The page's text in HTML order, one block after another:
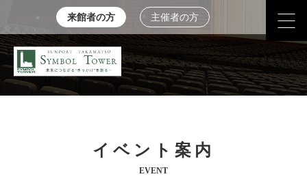
来館者の方 主催者の方
イベント案内
EVENT